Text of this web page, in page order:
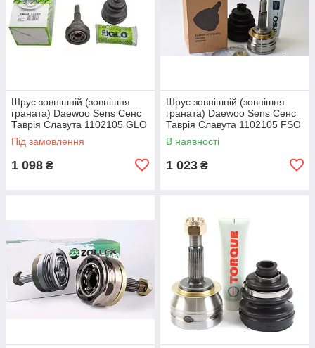
Шрус зовнішній (зовнішня
граната) Daewoo Sens Сенс
Таврія Славута 1102105 GLO
Під замовлення
1 098 ₴
Шрус зовнішній (зовнішня
граната) Daewoo Sens Сенс
Таврія Славута 1102105 FSO
В наявності
1 023 ₴